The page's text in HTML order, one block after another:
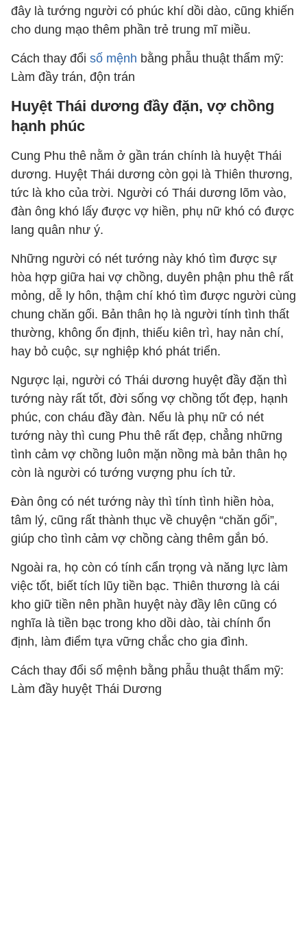
đây là tướng người có phúc khí dồi dào, cũng khiến
cho dung mạo thêm phần trẻ trung mĩ miều.
Cách thay đổi số mệnh bằng phẫu thuật thẩm mỹ:
Làm đầy trán, độn trán
Huyệt Thái dương đầy đặn, vợ chồng
hạnh phúc
Cung Phu thê nằm ở gần trán chính là huyệt Thái
dương. Huyệt Thái dương còn gọi là Thiên thương,
tức là kho của trời. Người có Thái dương lõm vào,
đàn ông khó lấy được vợ hiền, phụ nữ khó có được
lang quân như ý.
Những người có nét tướng này khó tìm được sự
hòa hợp giữa hai vợ chồng, duyên phận phu thê rất
mỏng, dễ ly hôn, thậm chí khó tìm được người cùng
chung chăn gối. Bản thân họ là người tính tình thất
thường, không ổn định, thiếu kiên trì, hay nản chí,
hay bỏ cuộc, sự nghiệp khó phát triển.
Ngược lại, người có Thái dương huyệt đầy đặn thì
tướng này rất tốt, đời sống vợ chồng tốt đẹp, hạnh
phúc, con cháu đầy đàn. Nếu là phụ nữ có nét
tướng này thì cung Phu thê rất đẹp, chẳng những
tình cảm vợ chồng luôn mặn nồng mà bản thân họ
còn là người có tướng vượng phu ích tử.
Đàn ông có nét tướng này thì tính tình hiền hòa,
tâm lý, cũng rất thành thục về chuyện “chăn gối”,
giúp cho tình cảm vợ chồng càng thêm gắn bó.
Ngoài ra, họ còn có tính cẩn trọng và năng lực làm
việc tốt, biết tích lũy tiền bạc. Thiên thương là cái
kho giữ tiền nên phần huyệt này đầy lên cũng có
nghĩa là tiền bạc trong kho dồi dào, tài chính ổn
định, làm điểm tựa vững chắc cho gia đình.
Cách thay đổi số mệnh bằng phẫu thuật thẩm mỹ:
Làm đầy huyệt Thái Dương